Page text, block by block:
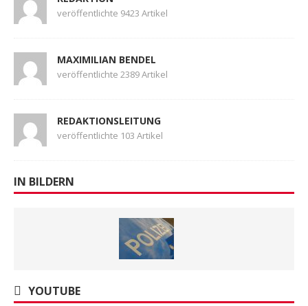
veröffentlichte 9423 Artikel
MAXIMILIAN BENDEL
veröffentlichte 2389 Artikel
REDAKTIONSLEITUNG
veröffentlichte 103 Artikel
IN BILDERN
YOUTUBE